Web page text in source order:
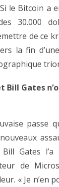
le Bitcoin a
30.000
de ce
la fin
Bill Gates
passe
Gates l’a
de
« Je n’en